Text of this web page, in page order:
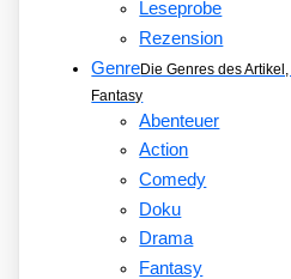
Leseprobe
Rezension
GenreDie Genres des
Fantasy
Abenteuer
Action
Comedy
Doku
Drama
Fantasy